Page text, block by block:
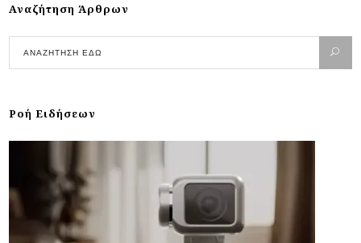
Αναζήτηση Άρθρων
Ροή Ειδήσεων